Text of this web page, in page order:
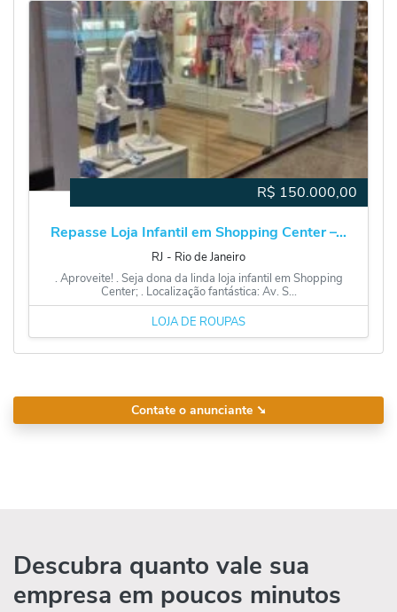
R$ 150.000,00
Repasse Loja Infantil em Shopping Center –...
RJ ‐ Rio de Janeiro
. Aproveite! . Seja dona da linda loja infantil em Shopping
Center; . Localização fantástica: Av. S...
LOJA DE ROUPAS
Contate o anunciante ➘
Descubra quanto vale sua
empresa em poucos minutos